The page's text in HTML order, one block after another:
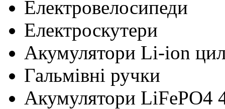
Електровелосипеди
Електроскутери
Акумулятори Li-ion
Гальмівні ручки
Акумулятори LiFePO4